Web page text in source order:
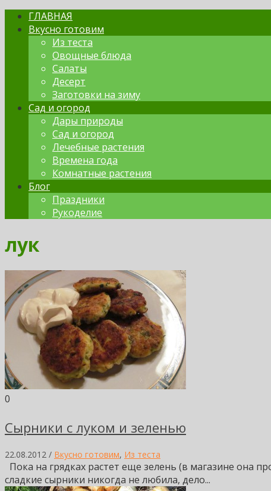
ГЛАВНАЯ
Вкусно готовим
Из теста
Овощные блюда
Салаты
Десерт
Заготовки на зиму
Сад и огород
Дары природы
Сад и огород
Лечебные растения
Времена года
Комнатные растения
Блог
Праздники
Рукоделие
лук
0
Сырники с луком и зеленью
22.08.2012 / Вкусно готовим, Из теста
Пока на грядках растет еще зелень (в магазине она
сладкие сырники никогда не любила, дело...